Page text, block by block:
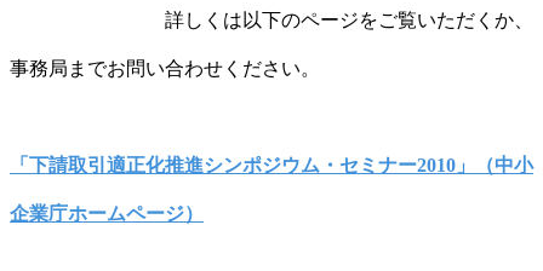
詳しくは以下のページをご覧いただくか、
事務局までお問い合わせください。
「下請取引適正化推進シンポジウム・セミナー2010」（中小
企業庁ホームページ）